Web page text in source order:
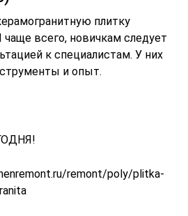
плитку
всего, новичкам следует
к специалистам. У них
и опыт.
remont/poly/plitka-